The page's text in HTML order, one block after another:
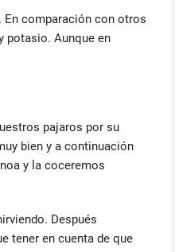
En comparación con otros
potasio. Aunque en
pajaros por su
bien y a continuación
y la coceremos
Después
tener en cuenta de que